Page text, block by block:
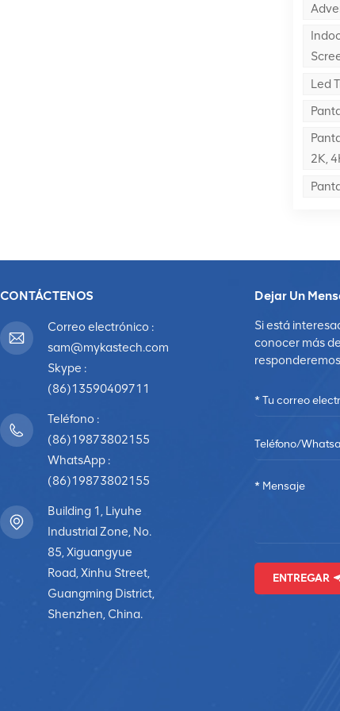
Led
2K,
CONTÁCTENOS
Correo electrónico :
sam@mykastech.com
Skype :
(86)13590409711
Teléfono :
(86)19873802155
WhatsApp :
(86)19873802155
Building 1, Liyuhe
Industrial Zone, No.
85, Xiguangyue
Road, Xinhu Street,
Guangming District,
Shenzhen, China.
Dejar Un
Si está
conocer más
ENTREGAR